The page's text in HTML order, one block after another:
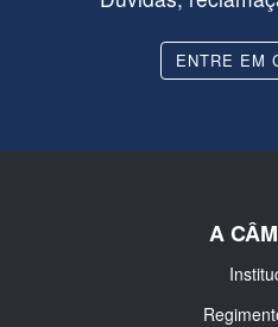
ENTRE EM
A